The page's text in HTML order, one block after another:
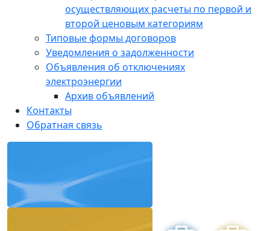
осуществляющих расчеты по первой и
второй ценовым категориям
Типовые формы договоров
Уведомления о задолженности
Объявления об отключениях
электроэнергии
Архив объявлений
Контакты
Обратная связь